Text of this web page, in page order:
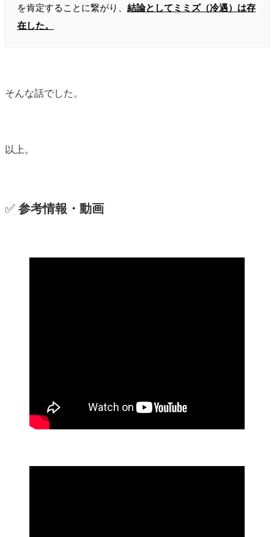
を肯定することに繋がり、 結論としてミミズ（冷遇）は存
在した。
そんな話でした。
以上。
✅ 参考情報・動画